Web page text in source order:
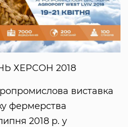
ХЕРСОН 2018
виставка
фермерства
2018 р. у